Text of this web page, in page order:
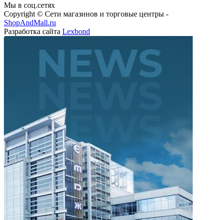
Мы в соц.сетях
Copyright © Сети магазинов и торговые центры -
ShopAndMall.ru
Разработка сайта Lexbond